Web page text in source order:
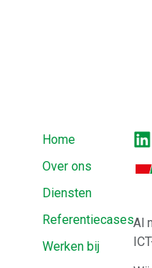
Home
Over ons
Diensten
Referentiecases
Werken bij
Al